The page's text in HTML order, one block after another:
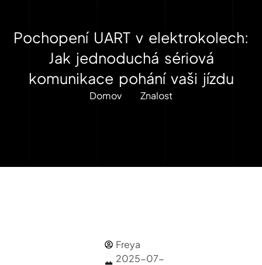
Pochopení UART v elektrokolech:
Jak jednoduchá sériová
komunikace pohání vaši jízdu
Domov Znalost
Freya
2025-07-